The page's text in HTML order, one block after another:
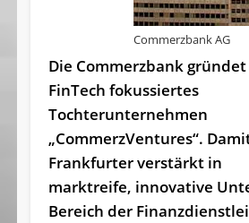
Commerzbank AG
Die Commerzbank
FinTech fokussiertes
Tochterunternehmen
„CommerzVentures“.
Frankfurter verstärkt in
marktreife, innovative
Bereich der